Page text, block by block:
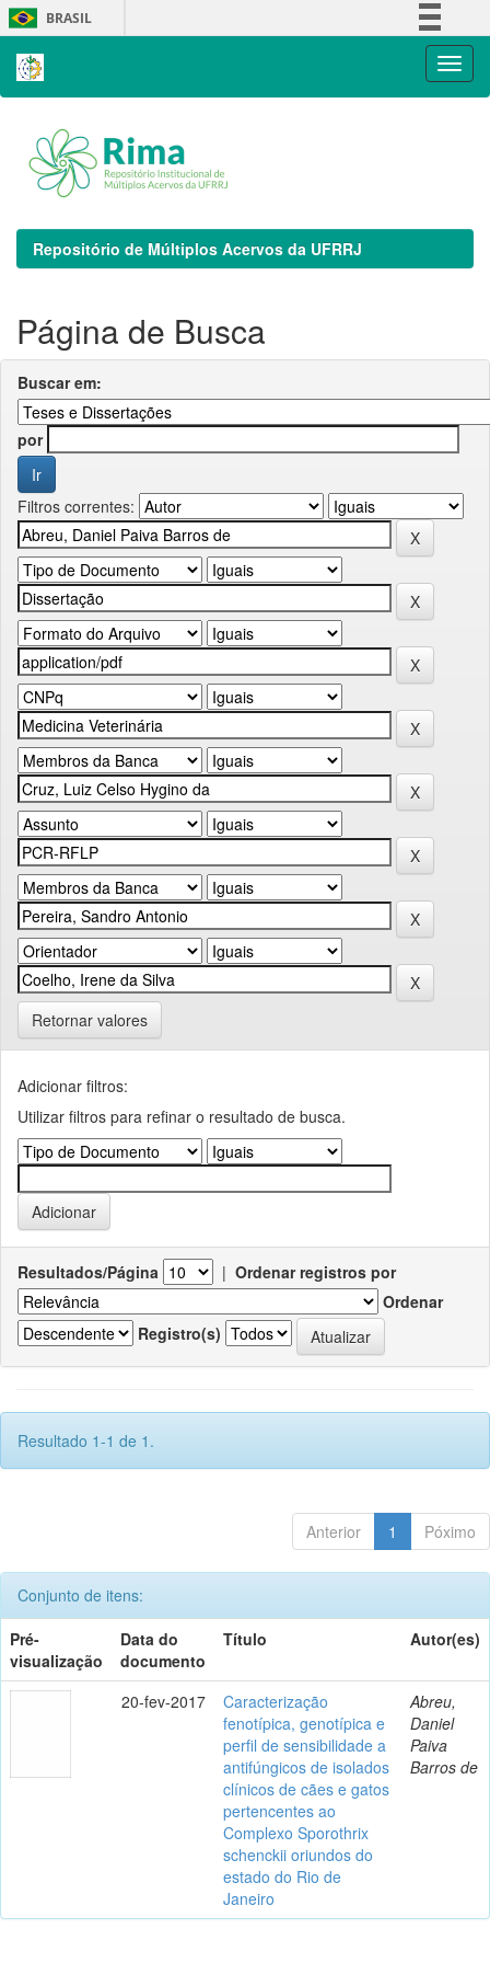
Skip
navigation
BRASIL
Repositório de Múltiplos Acervos da UFRRJ
Página de Busca
Buscar em:
por
Filtros correntes:
Retornar valores
Adicionar filtros:
Utilizar filtros para refinar o resultado de busca.
Resultados/Página | Ordenar registros por
Ordenar
Registro(s)
Resultado 1-1 de 1.
Anterior 1 Póximo
Conjunto de itens:
Pré-
visualização
Data do
documento
Título Autor(es)
20-fev-2017
Caracterização
fenotípica, genotípica e
perfil de sensibilidade a
antifúngicos de isolados
clínicos de cães e gatos
pertencentes ao
Complexo Sporothrix
schenckii oriundos do
estado do Rio de
Janeiro
Abreu,
Daniel
Paiva
Barros de